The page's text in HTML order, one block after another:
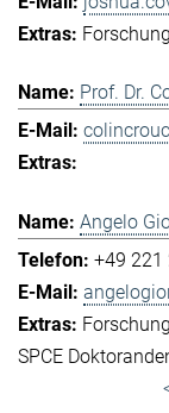
Prof. Dr.
Angelo
+49 221
SPCE